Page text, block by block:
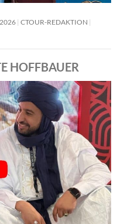
CTOUR-REDAKTION
HOFFBAUER